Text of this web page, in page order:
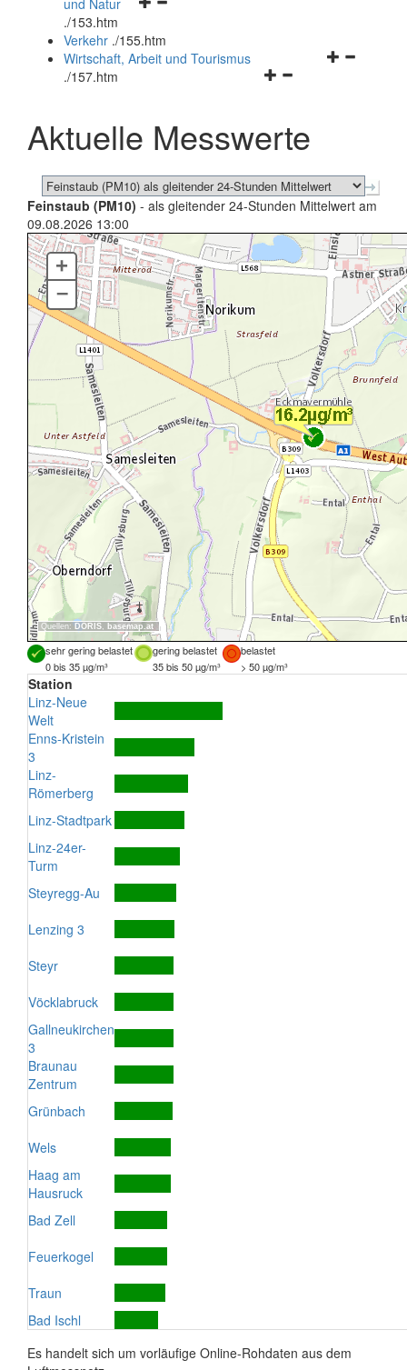
und
schließen
und Natur
./153.htm
Verkehr ./155.htm
Navigationsmenü
schließen
Wirtschaft, Arbeit und Tourismus
./157.htm
Aktuelle Messwerte
Feinstaub (PM10) - als gleitender 24-Stunden Mittelwert am
09.08.2026 13:00
Quellen: DORIS, basemap.at
+
–
sehr gering belastet gering belastet
belastet
0 bis 35 µg/m³
35 bis 50 µg/m³ > 50 µg/m³
Station
Linz-Neue
Welt
Enns-Kristein
3
Linz-
Römerberg
Linz-Stadtpark
Linz-24er-
Turm
Steyregg-Au
Lenzing 3
Steyr
Vöcklabruck
Gallneukirchen
3
Braunau
Zentrum
Grünbach
Wels
Haag am
Hausruck
Bad Zell
Feuerkogel
Traun
Bad Ischl
Es handelt sich um vorläufige Online-Rohdaten aus dem